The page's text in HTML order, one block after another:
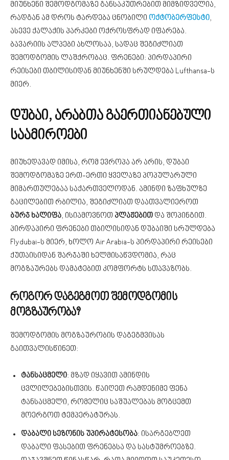
მიუნხენი შემოდგომაზე განსაკუთრებით მიმზიდველია,
რადგან ამ დროს ტარდება ცნობილი ოქტობერფესტი,
ასევე ქალაქის პარკები ოქროსფრად იფარება.
ბავარიის ალპები ახლოსაა, სადაც შეგიძლიათ
შემოდგომის ლაშქრობაც. ფრენები: პირდაპირი
რეისები თბილისიდან მიუნხენში სრულდება Lufthansa-ს
მიერ.
დუბაი, არაბთა გაერთიანებული
საამიროები
მიუხედავად იმისა, რომ ევროპა არ არის, დუბაი
შემოდგომაზე ერთ-ერთი ყველაზე პოპულარული
მიმართულებაა საქართველოდან. ამინდი ზაფხულზე
გაცილებით რბილია, შეგიძლიათ დაათვალიეროთ
ბურჯ ხალიფა, ისიამოვნოთ პლაჟებით და შოპინგით.
პირდაპირი ფრენები თბილისიდან დუბაიში სრულდება
Flydubai-ს მიერ, ხოლო Air Arabia-ს პირდაპირი რეისები
ქუთაისიდან შარჯაში ხელმისაწვდომია, რაც
მოგზაურებს დამატებით კომფორტს სთავაზობს.
როგორ დაგეგმოთ შემოდგომის
მოგზაურობა?
შემოდგომის მოგზაურობის დაგეგმვისას
გაითვალისწინეთ:
ტანსაცმელი: მზად იყავით ამინდის
ცვლილებებისთვის. წაიღეთ რამდენიმე ფენა
ტანსაცმელი, რომელიც საშუალებას მოგცემთ
მოერგოთ ტემპერატურას.
დაბალი სეზონის უპირატესობა: ისარგებლეთ
დაბალი ფასებით ფრენებსა და სასტუმროებზე.